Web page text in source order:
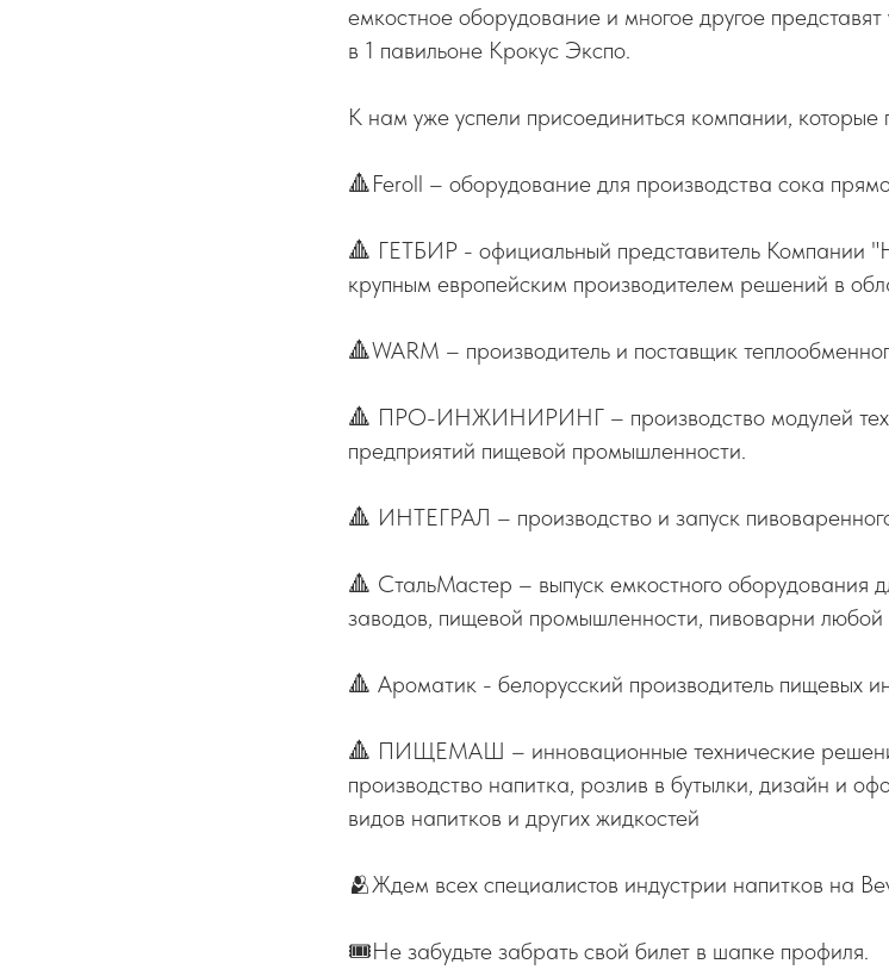
емкостное оборудование и многое другое
в 1 павильоне Крокус Экспо.
К нам уже успели присоединиться компании,
🔺Feroll – оборудование для производства сока
🔺 ГЕТБИР - официальный представитель Компании
крупным европейским производителем решений в
🔺WARM – производитель и поставщик
🔺 ПРО-ИНЖИНИРИНГ – производство модулей
предприятий пищевой промышленности.
🔺 ИНТЕГРАЛ – производство и запуск
🔺 СтальМастер – выпуск емкостного оборудования
заводов, пищевой промышленности, пивоварни любой
🔺 Ароматик - белорусский производитель пищевых
🔺 ПИЩЕМАШ – инновационные технические
производство напитка, розлив в бутылки, дизайн и
видов напитков и других жидкостей
🫂Ждем всех специалистов индустрии напитков на
🎟️Не забудьте забрать свой билет в шапке профиля.